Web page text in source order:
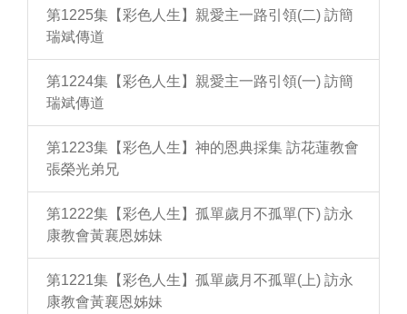
第1225集【彩色人生】親愛主一路引領(二) 訪簡
瑞斌傳道
第1224集【彩色人生】親愛主一路引領(一) 訪簡
瑞斌傳道
第1223集【彩色人生】神的恩典採集 訪花蓮教會
張榮光弟兄
第1222集【彩色人生】孤單歲月不孤單(下) 訪永
康教會黃襄恩姊妹
第1221集【彩色人生】孤單歲月不孤單(上) 訪永
康教會黃襄恩姊妹